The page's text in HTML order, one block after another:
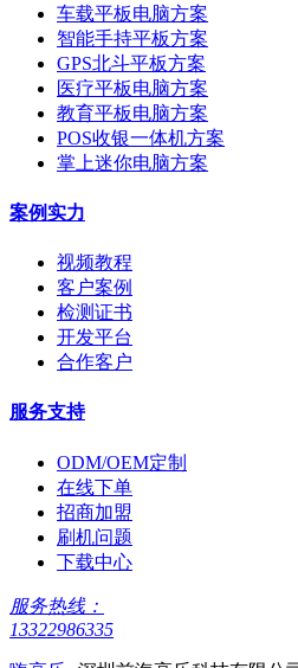
车载平板电脑方案
智能手持平板方案
GPS北斗平板方案
医疗平板电脑方案
教育平板电脑方案
POS收银一体机方案
掌上迷你电脑方案
案例实力
视频教程
客户案例
检测证书
开发平台
合作客户
服务支持
ODM/OEM定制
在线下单
招商加盟
刷机问题
下载中心
服务热线：
13322986335